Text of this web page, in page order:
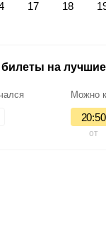
17 18
на
Можно
20:50
от